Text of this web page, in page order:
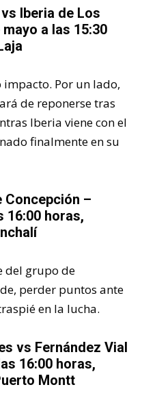
Iberia de Los
a las 15:30
Por un lado,
de reponerse tras
Iberia viene con el
finalmente en su
Concepción –
16:00 horas,
del grupo de
perder puntos ante
en la lucha.
vs Fernández Vial
16:00 horas,
Montt